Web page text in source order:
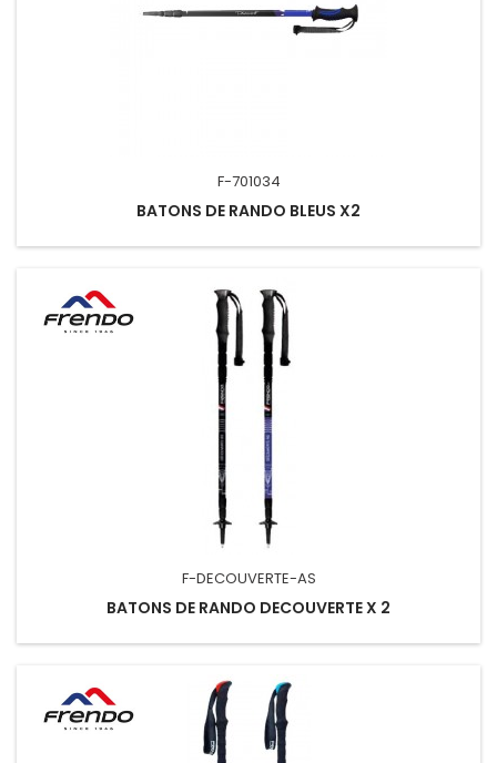
F-701034
BATONS DE RANDO BLEUS X2
F-DECOUVERTE-AS
BATONS DE RANDO DECOUVERTE X 2